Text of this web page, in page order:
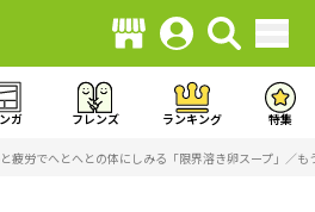
ガ フレンズ ランキング 特集
疲労でへとへとの体にしみる「限界溶き卵スープ」／